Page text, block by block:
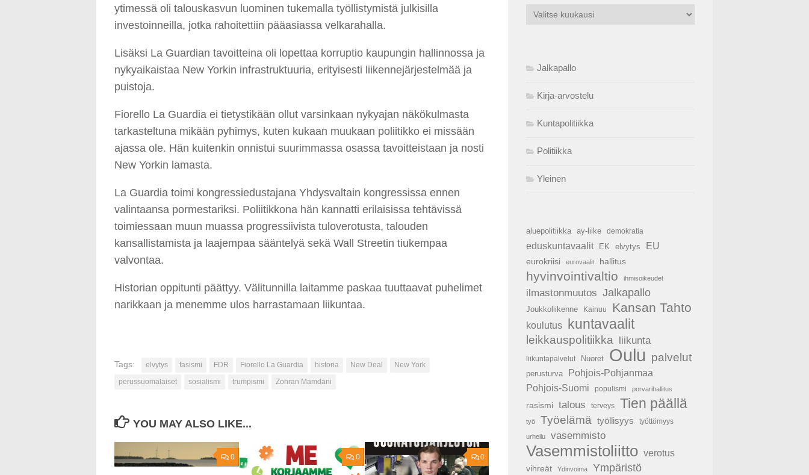
ytimessä oli talouskasvun luominen tukemalla työllistymistä julkisilla
investoinneilla, jotka rahoitettiin pääasiassa velkarahalla.
Lisäksi La Guardian tavoitteina oli lopettaa korruptio kaupungin hallinnossa ja
nykyaikaistaa New Yorkin infrastruktuuria, erityisesti liikennejärjestelmää ja
puistoja.
Fiorello La Guardia ei tietystikään ollut varsinkaan nykyajan näkökulmasta
tarkasteltuna mikään pyhimys, kuten kukaan muukaan poliitikko ei missään
ajassa ole. Hän kuitenkin onnistui suurimmassa osassa tavoitteistaan ja nosti
New Yorkin lamasta.
La Guardia toimi kongressiedustajana Yhdysvaltain kongressissa ennen
valintaansa pormestariksi. Poliitikkona hän kannatti erilaisissa tehtävissä
toimiessaan muun muassa progressiivista tuloverotusta, talouden
kansallistamista ja laajempaa sääntelyä sekä Wall Streetin tiukempaa
valvontaa.
Historian oppitunti päättyy. Välitunnilla laitamme paskaa tuuttaavat puhelimet
narikkaan ja menemme ulos harrastamaan liikuntaa.
Tags: elvytys fasismi FDR Fiorello La Guardia historia New Deal
New York
perussuomalaiset
sosialismi trumpismi Zohran Mamdani
YOU MAY ALSO LIKE...
0 0 0
Arkistot
Jalkapallo
Kirja-arvostelu
Kuntapolitiikka
Politiikka
Yleinen
aluepolitiikka ay-liike demokratia
eduskuntavaalit EK elvytys EU
eurokriisi eurovaalit hallitus
hyvinvointivaltio ihmisoikeudet
ilmastonmuutos Jalkapallo
Joukkoliikenne Kainuu Kansan Tahto
koulutus kuntavaalit
leikkauspolitiikka liikunta
liikuntapalvelut Nuoret Oulu palvelut
perusturva
Pohjois-Pohjanmaa
Pohjois-Suomi
populismi porvarihallitus
rasismi talous terveys Tien päällä
työ Työelämä työllisyys työttömyys
urheilu vasemmisto
Vasemmistoliitto verotus
vihreät Ydinvoima Ympäristö